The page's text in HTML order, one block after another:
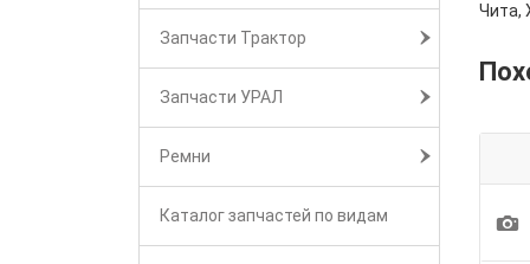
Запчасти Трактор
Запчасти УРАЛ
Ремни
Каталог запчастей по видам
Чита,
1